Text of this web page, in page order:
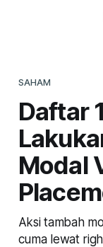
SAHAM
Daftar
Modal
Aksi tambah
cuma lewat